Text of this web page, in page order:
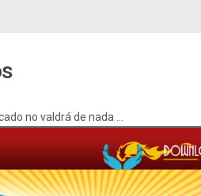
no valdrá de nada …